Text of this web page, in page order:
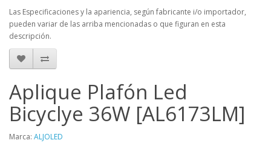
Las Especificaciones y la apariencia, según fabricante i/o importador,
pueden variar de las arriba mencionadas o que figuran en esta
descripción.
Aplique Plafón Led
Bicyclye 36W [AL6173LM]
Marca: ALJOLED